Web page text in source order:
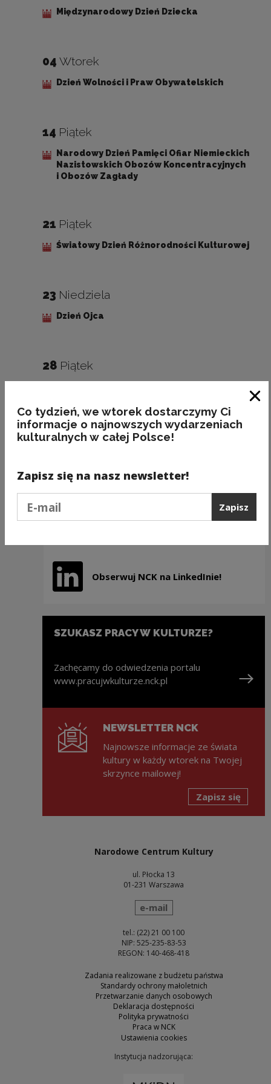
Międzynarodowy Dzień Dziecka
04 Wtorek
Dzień Wolności i Praw Obywatelskich
14 Piątek
Narodowy Dzień Pamięci Ofiar Niemieckich
Nazistowskich Obozów Koncentracyjnych
i Obozów Zagłady
21 Piątek
Światowy Dzień Różnorodności Kulturowej
23 Niedziela
Dzień Ojca
28 Piątek
na Instagramie!
Uwaga, link zostanie otwarty w nowym oknie
Polub Kadrę Kultury na Facebooku!
Obserwuj NCK na LinkedInie!
Uwaga, link zostanie otwarty w nowym oknie
SZUKASZ PRACY W KULTURZE?
Zachęcamy do odwiedzenia portalu
www.pracujwkulturze.nck.pl
NEWSLETTER NCK
Najnowsze informacje ze świata
kultury w każdy wtorek na Twojej
skrzynce mailowej!
Zapisz się
Narodowe Centrum Kultury
ul. Płocka 13
01-231 Warszawa
wyślij wiadomość
e-mail
tel.: (22) 21 00 100
NIP: 525-235-83-53
REGON: 140-468-418
Zadania realizowane z budżetu państwa
Standardy ochrony małoletnich
Przetwarzanie danych osobowych
Deklaracja dostępności
Polityka prywatności
Praca w NCK
Ustawienia cookies
Instytucja nadzorująca:
Co tydzień, we wtorek dostarczymy Ci
informacje o najnowszych wydarzeniach
kulturalnych w całej Polsce!
Zapisz się na nasz newsletter!
Zapisz